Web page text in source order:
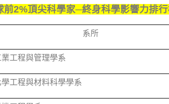
前2%頂尖科學家─終身科學影響力排
系所
業工程與管理學系
學工程與材料科學學系